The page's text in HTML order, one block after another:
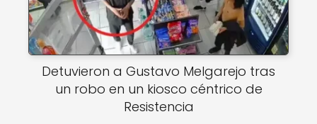
Detuvieron a Gustavo Melgarejo tras
un robo en un kiosco céntrico de
Resistencia